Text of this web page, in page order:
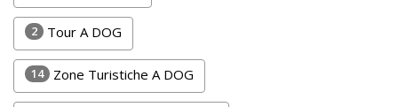
Registrati
2 Tour A DOG
14 Zone Turistiche A DOG